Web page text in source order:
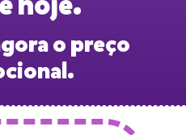
o preço